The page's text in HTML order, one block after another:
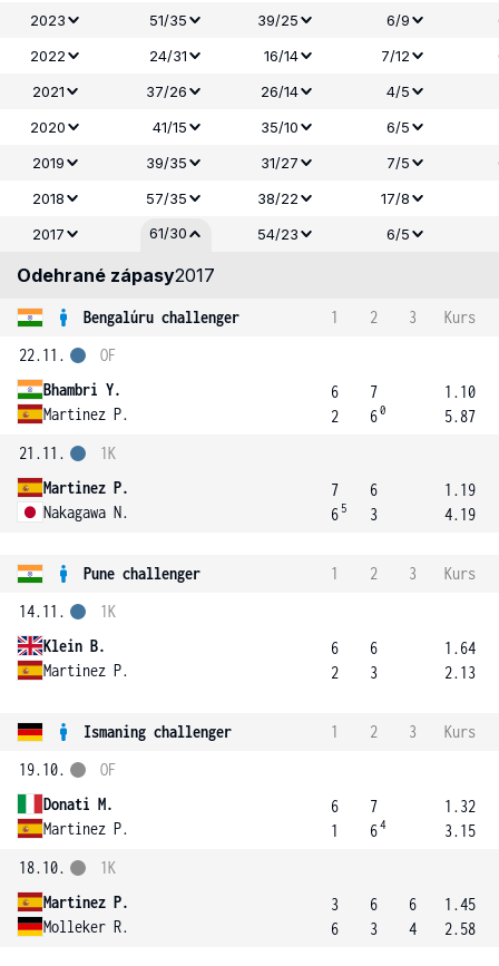
2023
51/35 39/25 6/9
2022
24/31 16/14 7/12
2021
37/26 26/14 4/5
2020
41/15 35/10
6/5
2019
39/35 31/27 7/5
2018
57/35 38/22 17/8
2017
61/30 54/23 6/5
Odehrané zápasy2017
Bengalúru challenger 1 2 3
Kurs
22.11.
Bhambri Y.
Martinez P.
OF
6
2
7
60
1.10
5.87
21.11.
Martinez P.
Nakagawa N.
1K
7
6 5
6
3
1.19
4.19
Pune challenger 1 2 3
Kurs
14.11.
Klein B.
Martinez P.
1K
6
2
6
3
1.64
2.13
Ismaning challenger 1 2 3
Kurs
19.10.
Donati M.
Martinez P.
OF
6
1
7
64
1.32
3.15
18.10.
Martinez P.
Molleker R.
1K
3
6
6
3
6
4
1.45
2.58